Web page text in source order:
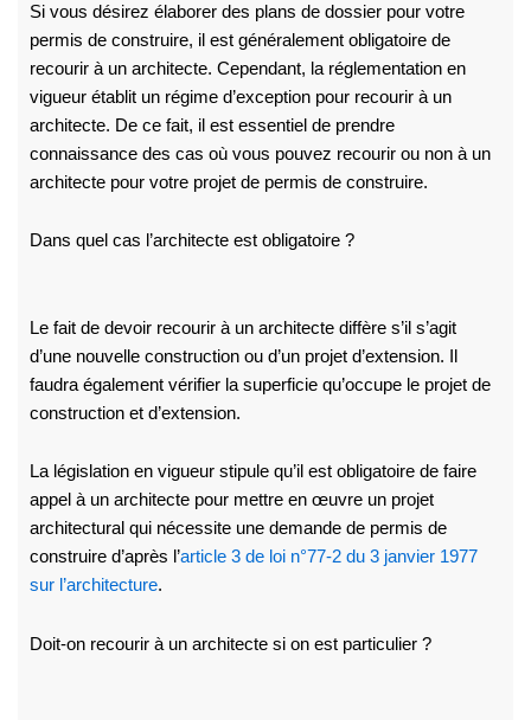
Si vous désirez élaborer des plans de dossier pour votre
permis de construire, il est généralement obligatoire de
recourir à un architecte. Cependant, la réglementation en
vigueur établit un régime d’exception pour recourir à un
architecte. De ce fait, il est essentiel de prendre
connaissance des cas où vous pouvez recourir ou non à un
architecte pour votre projet de permis de construire.
Dans quel cas l’architecte est obligatoire ?
Le fait de devoir recourir à un architecte diffère s’il s’agit
d’une nouvelle construction ou d’un projet d’extension. Il
faudra également vérifier la superficie qu’occupe le projet de
construction et d’extension.
La législation en vigueur stipule qu’il est obligatoire de faire
appel à un architecte pour mettre en œuvre un projet
architectural qui nécessite une demande de permis de
construire d’après l’article 3 de loi n°77-2 du 3 janvier 1977
sur l’architecture.
Doit-on recourir à un architecte si on est particulier ?